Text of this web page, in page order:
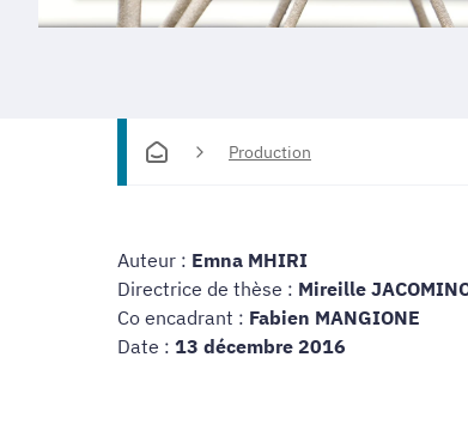
Production
Auteur : Emna MHIRI
Directrice de thèse : Mireille
Co encadrant : Fabien MANGIONE
Date : 13 décembre 2016